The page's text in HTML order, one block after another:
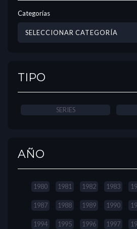
Categorías
TIPO
SERIES
AÑO
1980 1981 1982 1983
1987 1988 1989 1990
1994 1995 1996 1997